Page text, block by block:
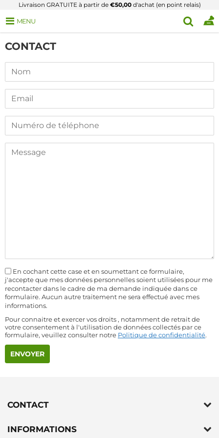
Livraison GRATUITE à partir de €50,00d'achat (en point relais)
MENU
CONTACT
Nom
Email
Numéro
de
téléphone
Message
En cochant cette case et en soumettant ce formulaire,
j'accepte que mes données personnelles soient utilisées pour me
recontacter dans le cadre de ma demande indiquée dans ce
formulaire. Aucun autre traitement ne sera effectué avec mes
informations.
Pour connaitre et exercer vos droits , notamment de retrait de
votre consentement à l'utilisation de données collectés par ce
formulaire, veuillez consulter notre Politique de confidentialité.
CONTACT
INFORMATIONS